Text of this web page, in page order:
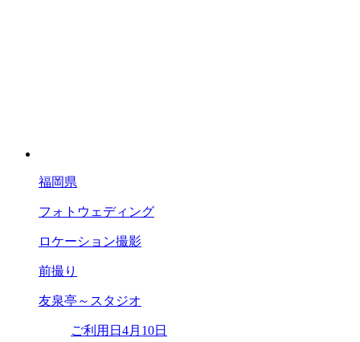
福岡県
フォトウェディング
ロケーション撮影
前撮り
友泉亭～スタジオ
ご利用日 4月10日